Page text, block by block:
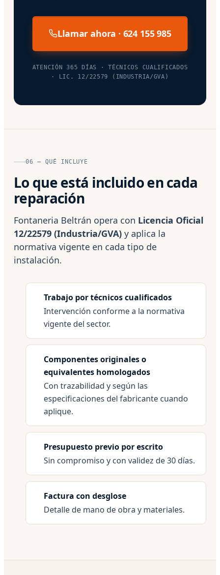
Llamar ahora · 624 155 985
ATENCIÓN 365 DÍAS · TÉCNICOS CUALIFICADOS
· LIC. 12/22579 (INDUSTRIA/GVA)
06 — QUÉ INCLUYE
Lo que está incluido en cada
reparación
Fontaneria Beltrán opera con Licencia Oficial
12/22579 (Industria/GVA) y aplica la
normativa vigente en cada tipo de
instalación.
Trabajo por técnicos cualificados
Intervención conforme a la normativa
vigente del sector.
Componentes originales o
equivalentes homologados
Con trazabilidad y según las
especificaciones del fabricante cuando
aplique.
Presupuesto previo por escrito
Sin compromiso y con validez de 30 días.
Factura con desglose
Detalle de mano de obra y materiales.